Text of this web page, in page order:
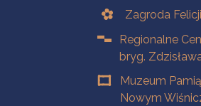
Zagroda
Regionalne
bryg.
Muzeum
Nowym